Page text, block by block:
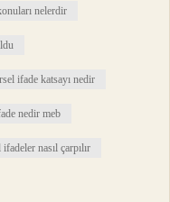
nelerdir
ifade katsayı nedir
nedir meb
nasıl çarpılır